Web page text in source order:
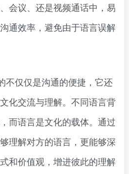
会议、还是视频通话中，易
通效率，避免由于语言误解
不仅仅是沟通的便捷，它还
化交流与理解。不同语言背
而语言是文化的载体。通过
理解对方的语言，更能够深
和价值观，增进彼此的理解